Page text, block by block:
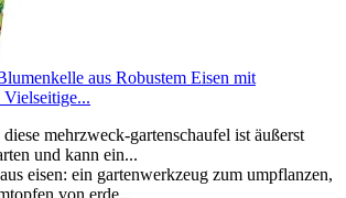
aus Robustem Eisen mit
mehrzweck-gartenschaufel ist äußerst
und kann ein...
eisen: ein gartenwerkzeug zum umpflanzen,
von erde...